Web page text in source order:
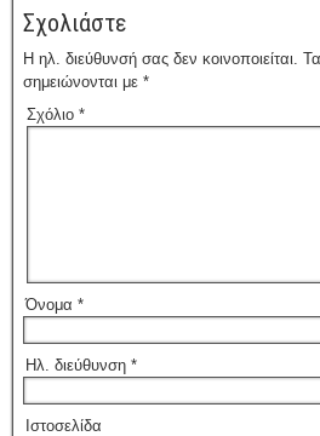
Σχολιάστε
Η ηλ. διεύθυνσή σας δεν κοινοποιείται.
σημειώνονται με *
Σχόλιο *
Όνομα *
Ηλ. διεύθυνση *
Ιστοσελίδα